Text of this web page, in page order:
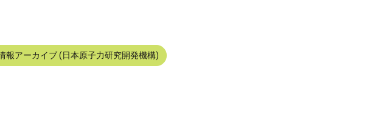
報アーカイブ (日本原子力研究開発機構)